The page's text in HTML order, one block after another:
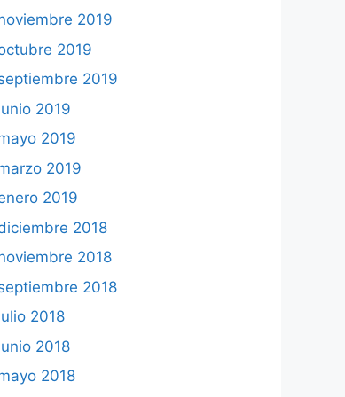
2019
2019
2019
2019
2019
2019
2019
2018
2018
2018
2018
2018
2018